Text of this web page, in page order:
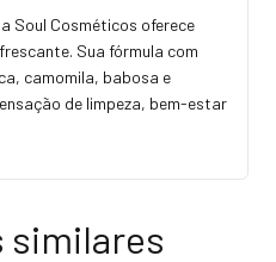
Soul Cosméticos oferece
Sua fórmula com
camomila, babosa e
de limpeza, bem-estar
similares